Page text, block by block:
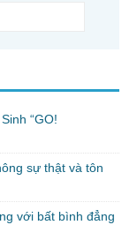
“GO!
sự thật và tôn
với bất bình đẳng